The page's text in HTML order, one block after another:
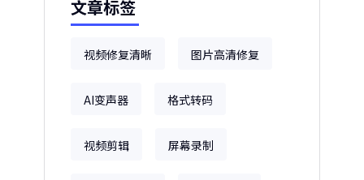
文章标签
视频修复清晰 图片高清修复
AI变声器 格式转码
视频剪辑 屏幕录制